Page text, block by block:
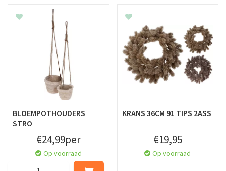
BLOEMPOTHOUDERS
STRO
€24,99per
Op voorraad
KRANS 36CM 91 TIPS 2ASS
€19,95
Op voorraad